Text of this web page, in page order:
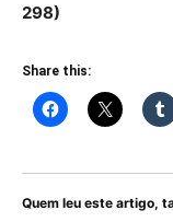
298)
Share this:
Quem leu este artigo,